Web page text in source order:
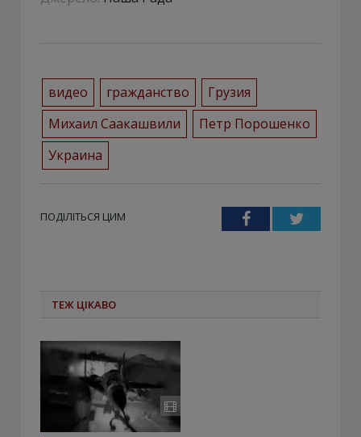
видео гражданство
Грузия
Михаил Саакашвили
Петр Порошенко
Украина
ПОДІЛІТЬСЯ ЦИМ FacebookTwitter
ТЕЖ ЦІКАВО